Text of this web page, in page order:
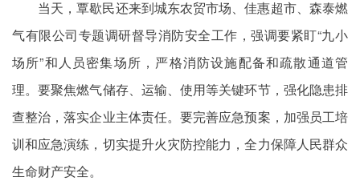
当天，覃歇民还来到城东农贸市场、佳惠超市、森泰燃
气有限公司专题调研督导消防安全工作，强调要紧盯“九小
场所”和人员密集场所，严格消防设施配备和疏散通道管
理。要聚焦燃气储存、运输、使用等关键环节，强化隐患排
查整治，落实企业主体责任。要完善应急预案，加强员工培
训和应急演练，切实提升火灾防控能力，全力保障人民群众
生命财产安全。